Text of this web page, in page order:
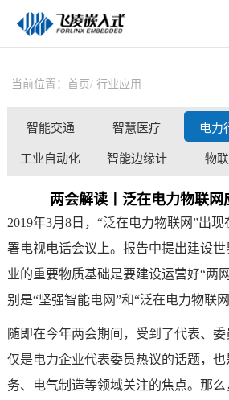
关于飞凌
天猫商城
新闻中心
技术论坛
当前位置： 首页 行业应用
智能交通 智慧医疗 电力
工业自动化 智能边缘计
算
物
两会解读丨泛在电力物联
2019年3月8日，“泛在电力物联网”出现
署电视电话会议上。报告中提出建设
业的重要物质基础是要建设运营好“两
别是“坚强智能电网”和“泛在电力物联网
随即在今年两会期间，受到了代表、
仅是电力企业代表委员热议的话题，
务、电气制造等领域关注的焦点。那